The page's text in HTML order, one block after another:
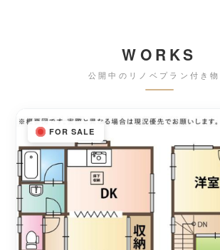
WORKS
公開中のリノベプラン付き
FOR SALE